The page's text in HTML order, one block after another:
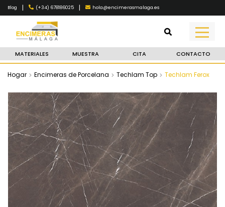
Blog | (+34) 678186025 | hola@encimerasmalaga.es
MATERIALES MUESTRA CITA CONTACTO
Hogar Encimeras de Porcelana Techlam Top Techlam Ferox